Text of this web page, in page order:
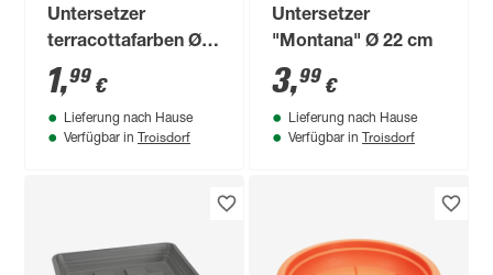
Untersetzer
terracottafarben Ø
10,5 cm
1,99 €
Lieferung nach Hause
Verfügbar in Troisdorf
Untersetzer
"Montana" Ø 22 cm
3,99 €
Lieferung nach Hause
Verfügbar in Troisdorf